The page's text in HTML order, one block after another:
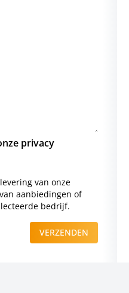
privacy
van onze
aanbiedingen of
bedrijf.
VERZENDEN